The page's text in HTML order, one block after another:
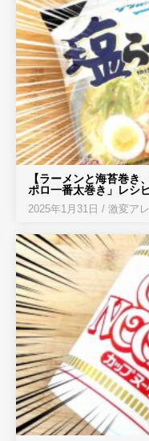
【ラーメンと海苔巻
ポロ一番太巻き」レシ
2025年1月31日 / 激変ア